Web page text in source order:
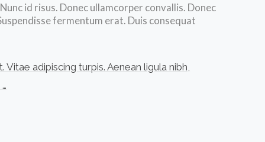
id risus. Donec ullamcorper convallis. Donec
fermentum erat. Duis consequat
adipiscing turpis. Aenean ligula nibh,